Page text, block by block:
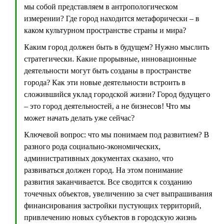
мы собой представляем в антропологическом
измерении? Где город находится метафорически – в
каком культурном пространстве страны и мира?
Каким город должен быть в будущем? Нужно мыслить
стратегически. Какие прорывные, инновационные
деятельности могут быть созданы в пространстве
города? Как эти новые деятельности встроить в
сложившийся уклад городской жизни? Город будущего
– это город деятельностей, а не бизнесов! Что мы
может начать делать уже сейчас?
Ключевой вопрос: что мы понимаем под развитием? В
разного рода социально-экономических,
административных документах сказано, что
развиваться должен город. На этом понимание
развития заканчивается. Все сводится к созданию
точечных объектов, увеличению за счет выпрашивания
финансирования застройки пустующих территорий,
привлечению новых субъектов в городскую жизнь